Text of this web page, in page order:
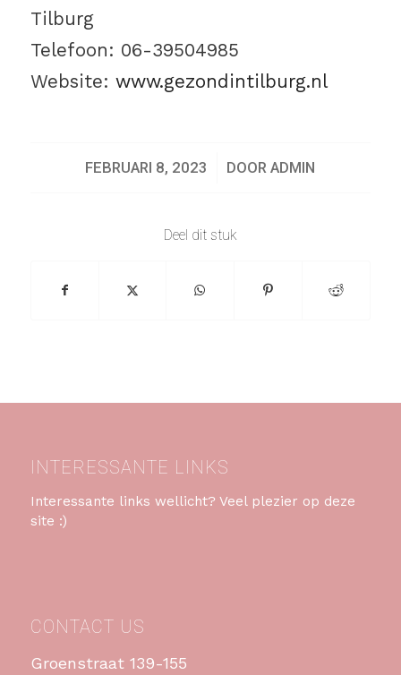
Tilburg
Telefoon: 06-39504985
Website: www.gezondintilburg.nl
FEBRUARI 8, 2023
/ DOORADMIN
Deel dit stuk
INTERESSANTE LINKS
Interessante links wellicht? Veel plezier op deze
site :)
CONTACT US
Groenstraat 139-155